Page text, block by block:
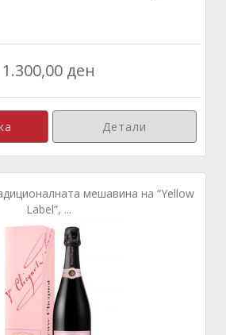
1.300,00 ден
Детали
мешавина на “Yellow
Label”, ...